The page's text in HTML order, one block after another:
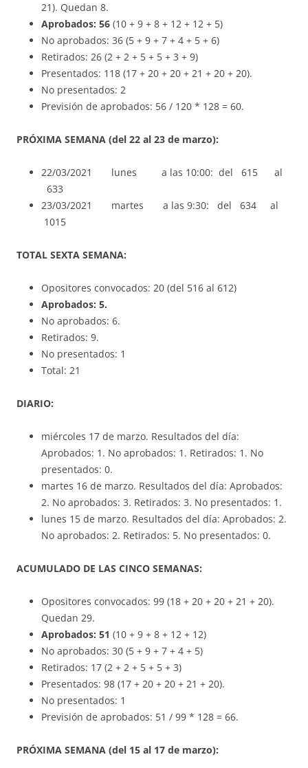
21). Quedan 8.
Aprobados: 56 (10 + 9 + 8 + 12 + 12 + 5)
No aprobados: 36 (5 + 9 + 7 + 4 + 5 + 6)
Retirados: 26 (2 + 2 + 5 + 5 + 3 + 9)
Presentados: 118 (17 + 20 + 20 + 21 + 20 + 20).
No presentados: 2
Previsión de aprobados: 56 / 120 * 128 = 60.
PRÓXIMA SEMANA (del 22 al 23 de marzo):
22/03/2021 lunes a las 10:00: del 615 al
633
23/03/2021 martes a las 9:30: del 634 al
1015
TOTAL SEXTA SEMANA:
Opositores convocados: 20 (del 516 al 612)
Aprobados: 5.
No aprobados: 6.
Retirados: 9.
No presentados: 1
Total: 21
DIARIO:
miércoles 17 de marzo. Resultados del día:
Aprobados: 1. No aprobados: 1. Retirados: 1. No
presentados: 0.
martes 16 de marzo. Resultados del día: Aprobados:
2. No aprobados: 3. Retirados: 3. No presentados: 1.
lunes 15 de marzo. Resultados del día: Aprobados: 2.
No aprobados: 2. Retirados: 5. No presentados: 0.
ACUMULADO DE LAS CINCO SEMANAS:
Opositores convocados: 99 (18 + 20 + 20 + 21 + 20).
Quedan 29.
Aprobados: 51 (10 + 9 + 8 + 12 + 12)
No aprobados: 30 (5 + 9 + 7 + 4 + 5)
Retirados: 17 (2 + 2 + 5 + 5 + 3)
Presentados: 98 (17 + 20 + 20 + 21 + 20).
No presentados: 1
Previsión de aprobados: 51 / 99 * 128 = 66.
PRÓXIMA SEMANA (del 15 al 17 de marzo):